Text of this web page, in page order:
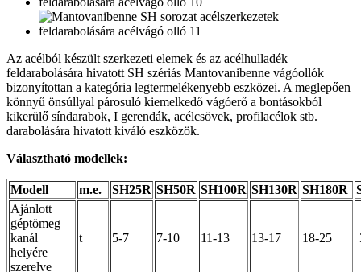
Az acélból készült szerkezeti elemek és az acélhulladék
feldarabolására hivatott SH szériás Mantovanibenne vágóollók
bizonyítottan a kategória legtermelékenyebb eszközei. A meglepően
könnyű önsúllyal párosuló kiemelkedő vágóerő a bontásokból
kikerülő síndarabok, I gerendák, acélcsövek, profilacélok stb.
darabolására hivatott kiváló eszközök.
Választható modellek:
Modell m.e. SH25R SH50R SH100R SH130R SH180R
Ajánlott
géptömeg
kanál
helyére
szerelve
t 5-7 7-10 11-13 13-17 18-25